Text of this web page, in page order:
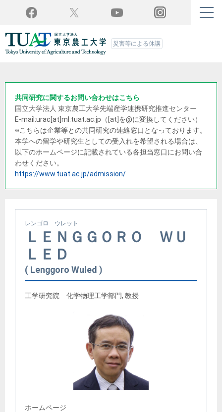
Facebook Twitter YouTube Instagram
災害等による休講
共同研究に関するお問い合わせはこちら
国立大学法人 東京農工大学先端産学連携研究推進センター
E-mail:urac[at]ml.tuat.ac.jp （[at]を@に変換してください）
※こちらは企業等との共同研究の連絡窓口となっております。
本学への留学や研究生としての受入れを希望される場合は、
以下のホームページに記載されている各担当窓口にお問い合
わせください。
https://www.tuat.ac.jp/admission/
ＬＥＮＧＧＯＲＯ ＷＵ
ＬＥＤ
レンゴロ ウレット
Lenggoro Wuled
工学研究院 化学物理工学部門, 教授
ホームページ